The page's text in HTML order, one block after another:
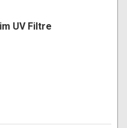
UV Filtre